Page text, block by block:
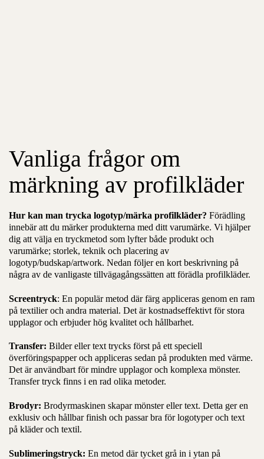
Vanliga frågor om
märkning av profilkläder
Hur kan man trycka logotyp/märka profilkläder? Förädling
innebär att du märker produkterna med ditt varumärke. Vi hjälper
dig att välja en tryckmetod som lyfter både produkt och
varumärke; storlek, teknik och placering av
logotyp/budskap/artwork. Nedan följer en kort beskrivning på
några av de vanligaste tillvägagångssätten att förädla profilkläder.
Screentryck: En populär metod där färg appliceras genom en ram
på textilier och andra material. Det är kostnadseffektivt för stora
upplagor och erbjuder hög kvalitet och hållbarhet.
Transfer: Bilder eller text trycks först på ett speciell
överföringspapper och appliceras sedan på produkten med värme.
Det är användbart för mindre upplagor och komplexa mönster.
Transfer tryck finns i en rad olika metoder.
Brodyr: Brodyrmaskinen skapar mönster eller text. Detta ger en
exklusiv och hållbar finish och passar bra för logotyper och text
på kläder och textil.
Sublimeringstryck: En metod där tycket grå in i ytan på